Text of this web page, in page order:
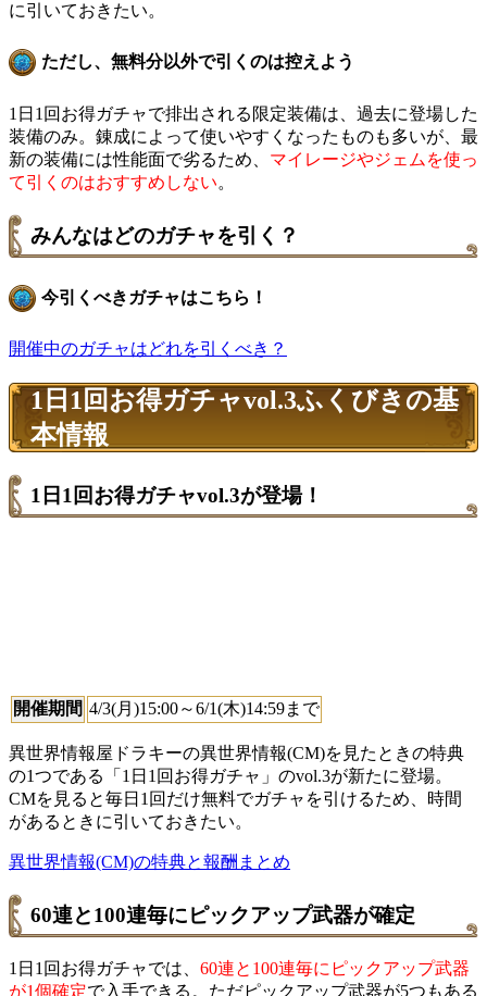
に引いておきたい。
ただし、無料分以外で引くのは控えよう
1日1回お得ガチャで排出される限定装備は、過去に登場した
装備のみ。錬成によって使いやすくなったものも多いが、最
新の装備には性能面で劣るため、 マイレージやジェムを使っ
て引くのはおすすめしない。
みんなはどのガチャを引く？
今引くべきガチャはこちら！
開催中のガチャはどれを引くべき？
1日1回お得ガチャvol.3ふくびきの基
本情報
1日1回お得ガチャvol.3が登場！
開催期間 4/3(月)15:00～6/1(木)14:59まで
異世界情報屋ドラキーの異世界情報(CM)を見たときの特典
の1つである「1日1回お得ガチャ」のvol.3が新たに登場。
CMを見ると毎日1回だけ無料でガチャを引けるため、時間
があるときに引いておきたい。
異世界情報(CM)の特典と報酬まとめ
60連と100連毎にピックアップ武器が確定
1日1回お得ガチャでは、 60連と100連毎にピックアップ武器
が1個確定で入手できる。ただピックアップ武器が5つもある